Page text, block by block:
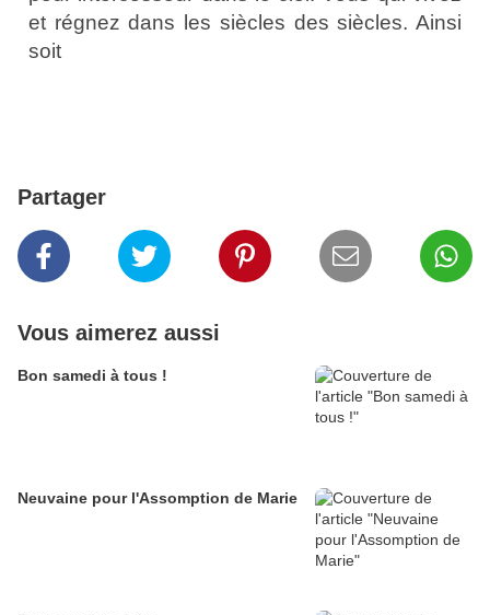
et régnez dans les siècles des siècles. Ainsi
soit
Partager
Vous aimerez aussi
Bon samedi à tous !
Neuvaine pour l'Assomption de Marie